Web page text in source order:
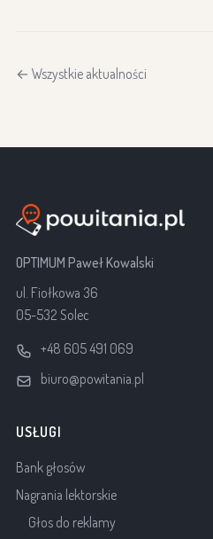
← Wszystkie aktualności
OPTIMUM Paweł Kowalski
ul. Fiołkowa 36
05-532 Solec
+48 605 491 069
biuro@powitania.pl
USŁUGI
Bank głosów
Nagrania lektorskie
Głos do reklamy